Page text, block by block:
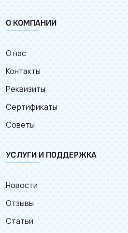
О КОМПАНИИ
О нас
Контакты
Реквизиты
Сертификаты
Советы
УСЛУГИ И ПОДДЕРЖКА
Новости
Отзывы
Статьи